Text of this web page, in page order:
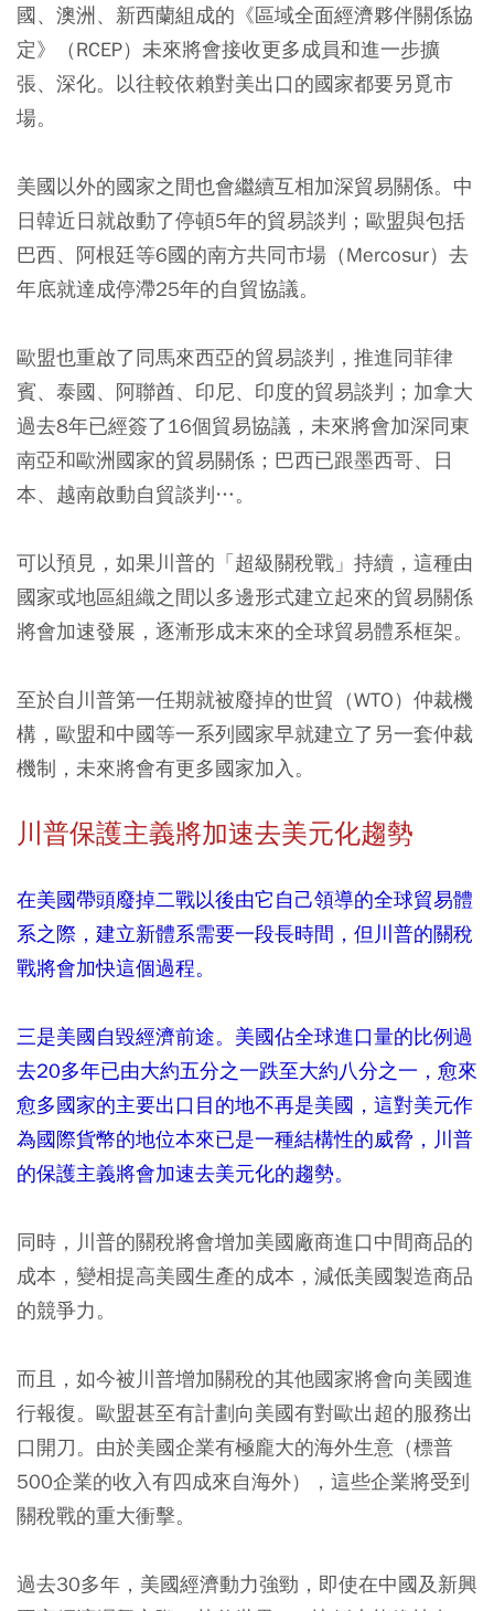
國、澳洲、新西蘭組成的《區域全面經濟夥伴關係協
定》（RCEP）未來將會接收更多成員和進一步擴
張、深化。以往較依賴對美出口的國家都要另覓市
場。
美國以外的國家之間也會繼續互相加深貿易關係。中
日韓近日就啟動了停頓5年的貿易談判；歐盟與包括
巴西、阿根廷等6國的南方共同市場（Mercosur）去
年底就達成停滯25年的自貿協議。
歐盟也重啟了同馬來西亞的貿易談判，推進同菲律
賓、泰國、阿聯酋、印尼、印度的貿易談判；加拿大
過去8年已經簽了16個貿易協議，未來將會加深同東
南亞和歐洲國家的貿易關係；巴西已跟墨西哥、日
本、越南啟動自貿談判…。
可以預見，如果川普的「超級關稅戰」持續，這種由
國家或地區組織之間以多邊形式建立起來的貿易關係
將會加速發展，逐漸形成末來的全球貿易體系框架。
至於自川普第一任期就被廢掉的世貿（WTO）仲裁機
構，歐盟和中國等一系列國家早就建立了另一套仲裁
機制，未來將會有更多國家加入。
川普保護主義將加速去美元化趨勢
在美國帶頭廢掉二戰以後由它自己領導的全球貿易體
系之際，建立新體系需要一段長時間，但川普的關稅
戰將會加快這個過程。
三是美國自毀經濟前途。美國佔全球進口量的比例過
去20多年已由大約五分之一跌至大約八分之一，愈來
愈多國家的主要出口目的地不再是美國，這對美元作
為國際貨幣的地位本來已是一種結構性的威脅，川普
的保護主義將會加速去美元化的趨勢。
同時，川普的關稅將會增加美國廠商進口中間商品的
成本，變相提高美國生產的成本，減低美國製造商品
的競爭力。
而且，如今被川普增加關稅的其他國家將會向美國進
行報復。歐盟甚至有計劃向美國有對歐出超的服務出
口開刀。由於美國企業有極龐大的海外生意（標普
500企業的收入有四成來自海外），這些企業將受到
關稅戰的重大衝擊。
過去30多年，美國經濟動力強勁，即使在中國及新興